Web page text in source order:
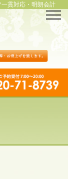
貫対応・明朗会計